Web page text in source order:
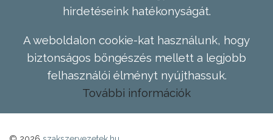
hirdetéseink hatékonyságát.
A weboldalon cookie-kat használunk, hogy
biztonságos böngészés mellett a legjobb
felhasználói élményt nyújthassuk.
További információk